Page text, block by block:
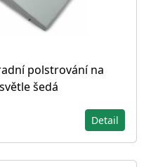
polstrování na
šedá
Detail